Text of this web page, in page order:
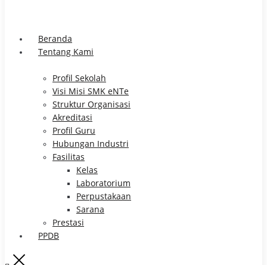
Beranda
Tentang Kami
Profil Sekolah
Visi Misi SMK eNTe
Struktur Organisasi
Akreditasi
Profil Guru
Hubungan Industri
Fasilitas
Kelas
Laboratorium
Perpustakaan
Sarana
Prestasi
PPDB